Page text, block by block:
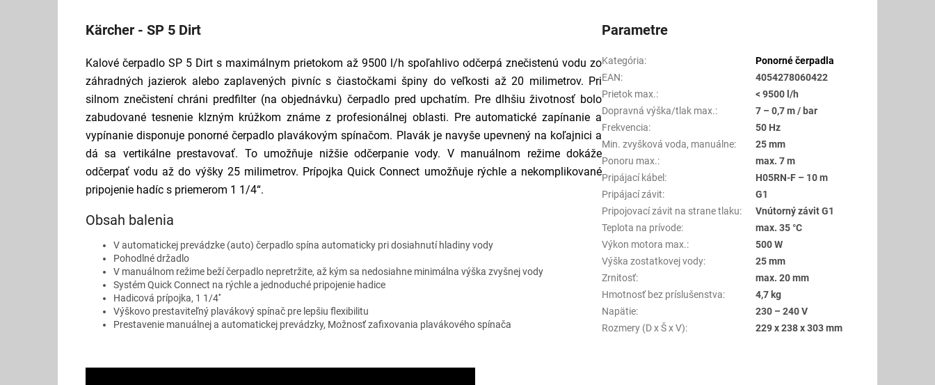
Kärcher - SP 5 Dirt
Kalové čerpadlo SP 5 Dirt s maximálnym prietokom až 9500 l/h spoľahlivo odčerpá znečistenú vodu zo
záhradných jazierok alebo zaplavených pivníc s čiastočkami špiny do veľkosti až 20 milimetrov. Pri
silnom znečistení chráni predfilter (na objednávku) čerpadlo pred upchatím. Pre dlhšiu životnosť bolo
zabudované tesnenie klzným krúžkom známe z profesionálnej oblasti. Pre automatické zapínanie a
vypínanie disponuje ponorné čerpadlo plavákovým spínačom. Plavák je navyše upevnený na koľajnici a
dá sa vertikálne prestavovať. To umožňuje nižšie odčerpanie vody. V manuálnom režime dokáže
odčerpať vodu až do výšky 25 milimetrov. Prípojka Quick Connect umožňuje rýchle a nekomplikované
pripojenie hadíc s priemerom 1 1/4“.
Obsah balenia
V automatickej prevádzke (auto) čerpadlo spína automaticky pri dosiahnutí hladiny vody
Pohodlné držadlo
V manuálnom režime beží čerpadlo nepretržite, až kým sa nedosiahne minimálna výška zvyšnej vody
Systém Quick Connect na rýchle a jednoduché pripojenie hadice
Hadicová prípojka, 1 1/4''
Výškovo prestaviteľný plavákový spínač pre lepšiu flexibilitu
Prestavenie manuálnej a automatickej prevádzky, Možnosť zafixovania plavákového spínača
Parametre
Kategória:
Ponorné čerpadla
EAN:
4054278060422
Prietok max.:
< 9500 l/h
Dopravná výška/tlak max.:
7 – 0,7 m / bar
Frekvencia:
50 Hz
Min. zvyšková voda, manuálne:
25 mm
Ponoru max.:
max. 7 m
Pripájací kábel:
H05RN-F – 10 m
Pripájací závit:
G1
Pripojovací závit na strane tlaku:
Vnútorný závit G1
Teplota na prívode:
max. 35 °C
Výkon motora max.:
500 W
Výška zostatkovej vody:
25 mm
Zrnitosť:
max. 20 mm
Hmotnosť bez príslušenstva:
4,7 kg
Napätie:
230 – 240 V
Rozmery (D x Š x V): 229 x 238 x 303 mm